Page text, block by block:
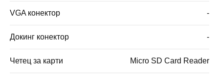
VGA конектор -
Докинг конектор -
Четец за карти Micro SD Card Reader